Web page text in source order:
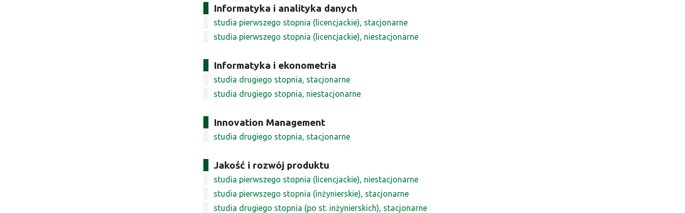
Informatyka i analityka danych
studia pierwszego stopnia (licencjackie), stacjonarne
studia pierwszego stopnia (licencjackie), niestacjonarne
Informatyka i ekonometria
studia drugiego stopnia, stacjonarne
studia drugiego stopnia, niestacjonarne
Innovation Management
studia drugiego stopnia, stacjonarne
Jakość i rozwój produktu
studia pierwszego stopnia (licencjackie), niestacjonarne
studia pierwszego stopnia (inżynierskie), stacjonarne
studia drugiego stopnia (po st. inżynierskich), stacjonarne